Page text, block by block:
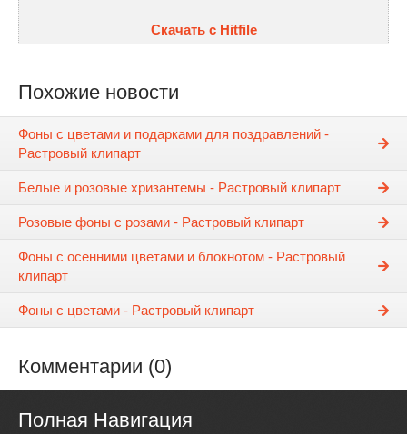
Скачать с Hitfile
Похожие новости
Фоны с цветами и подарками для поздравлений -
Растровый клипарт
Белые и розовые хризантемы - Растровый клипарт
Розовые фоны с розами - Растровый клипарт
Фоны с осенними цветами и блокнотом - Растровый
клипарт
Фоны с цветами - Растровый клипарт
Комментарии (0)
Полная Навигация